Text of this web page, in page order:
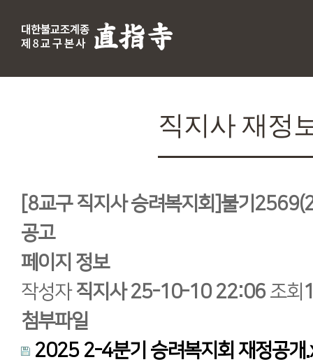
직지사 재정
[8교구 직지사 승려복지회]불기
공고
페이지 정보
작성자직지사 25-10-10 22:06조회
첨부파일
2025 2-4분기 승려복지회 재정공개